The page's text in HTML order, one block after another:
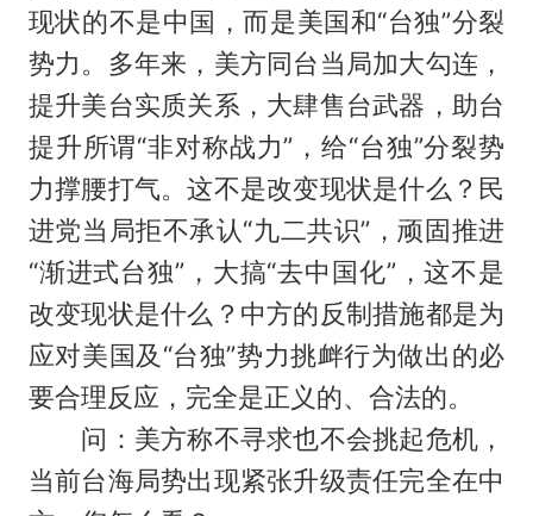
现状的不是中国，而是美国和“台独”分裂
势力。多年来，美方同台当局加大勾连，
提升美台实质关系，大肆售台武器，助台
提升所谓“非对称战力”，给“台独”分裂势
力撑腰打气。这不是改变现状是什么？民
进党当局拒不承认“九二共识”，顽固推进
“渐进式台独”，大搞“去中国化”，这不是
改变现状是什么？中方的反制措施都是为
应对美国及“台独”势力挑衅行为做出的必
要合理反应，完全是正义的、合法的。
问：美方称不寻求也不会挑起危机，
当前台海局势出现紧张升级责任完全在中